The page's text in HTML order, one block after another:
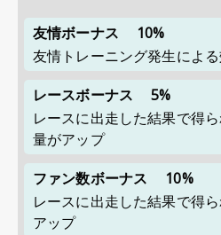
友情ボーナス
10%
友情トレーニング発生によ
レースボーナス
5%
レースに出走した結果で得
量がアップ
ファン数ボーナス
10%
レースに出走した結果で得
アップ